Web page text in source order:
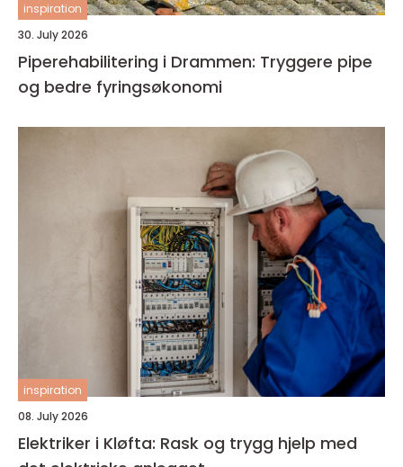
inspiration
30. July 2026
Piperehabilitering i Drammen: Tryggere pipe
og bedre fyringsøkonomi
inspiration
08. July 2026
Elektriker i Kløfta: Rask og trygg hjelp med